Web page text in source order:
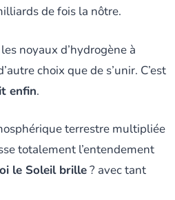
de fois la nôtre.
noyaux d’hydrogène à
choix que de s’unir. C’est
enfin.
terrestre multipliée
totalement l’entendement
le Soleil brille? avec tant